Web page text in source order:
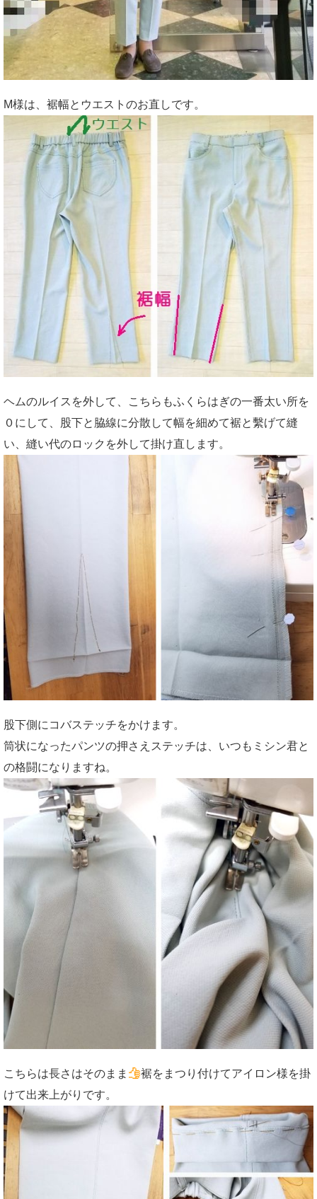
M様は、裾幅とウエストのお直しです。
ヘムのルイスを外して、こちらもふくらはぎの一番太い所を
０にして、股下と脇線に分散して幅を細めて裾と繫げて縫
い、縫い代のロックを外して掛け直します。
股下側にコバステッチをかけます。
筒状になったパンツの押さえステッチは、いつもミシン君と
の格闘になりますね。
こちらは長さはそのまま
裾をまつり付けてアイロン様を掛
けて出来上がりです。